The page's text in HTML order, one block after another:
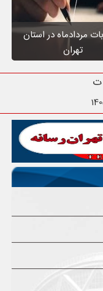
مردادماه در استان
تهران